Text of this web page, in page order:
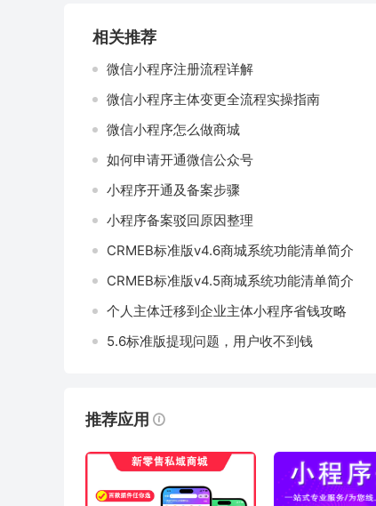
相关推荐
微信小程序注册流程详解
微信小程序主体变更全流程实操指南
微信小程序怎么做商城
如何申请开通微信公众号
小程序开通及备案步骤
小程序备案驳回原因整理
CRMEB标准版v4.6商城系统功能清单简介
CRMEB标准版v4.5商城系统功能清单简介
个人主体迁移到企业主体小程序省钱攻略
5.6标准版提现问题，用户收不到钱
推荐应用